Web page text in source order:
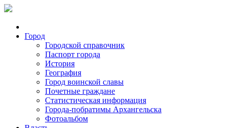
Город
Городской справочник
Паспорт города
История
География
Город воинской славы
Почетные граждане
Статистическая информация
Города-побратимы Архангельска
Фотоальбом